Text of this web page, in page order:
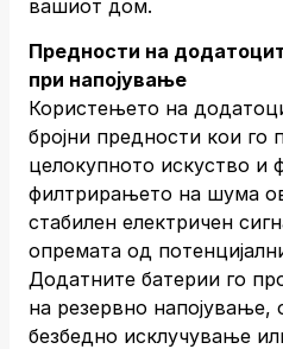
вашиот дом.
Предности на
при напојување
Користењето на
бројни предности кои го
целокупното искуство и
филтрирањето на шума
стабилен електричен
опремата од
Додатните батерии го
на резервно напојување,
безбедно исклучување